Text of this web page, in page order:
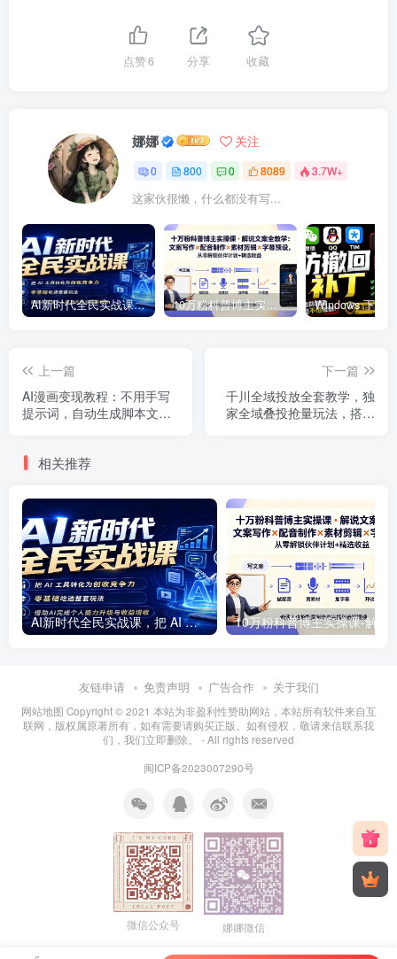
点赞6 分享 收藏
娜娜 关注
0 800 0 8089 3.7W+
这家伙很懒，什么都没有写...
AI新时代全民实战课，把 AI 工具转化为创收竞争力，零基础吃透整套玩法，借助AI完成个人能力升级与收益增收。 10万粉科普博主实操课-解说文案全教学：文案写作×配音制作×素材剪辑×字幕预设，从零解锁伙伴计划+精选收益
上一篇
AI漫画变现教程：不用手写
提示词，自动生成脚本文
下一篇
千川全域投放全套教学，独
家全域叠投抢量玩法，搭配
相关推荐
AI新时代全民实战课，把 AI 工具转化为创收竞争力，零基础吃透整套玩法，借助AI完成个人能力升级与收益增收。
友链申请 免责声明 广告合作 关于我们
网站地图 Copyright © 2021 本站为非盈利性赞助网站，本站所有软件来自互
联网，版权属原著所有，如有需要请购买正版。如有侵权，敬请来信联系我
们，我们立即删除。
- All rights reserved
闽ICP备2023007290号
微信公众号 娜娜微信